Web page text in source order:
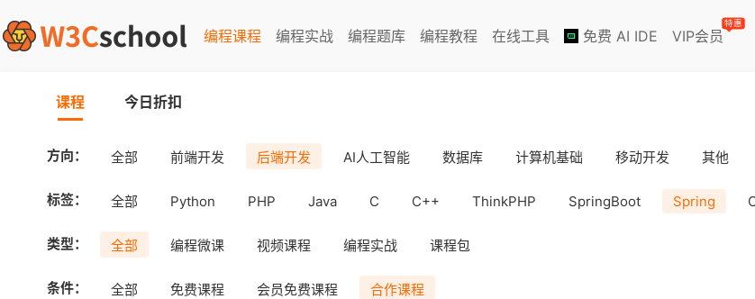
编程课程 编程实战 编程题库 编程教程 在线工具 免费 AI IDE VIP会员
特惠
课程 今日折扣
方向： 全部 前端开发 后端开发 AI人工智能 数据库 计算机基础 移动开发 其他
标签： 全部 Python PHP Java C C++ ThinkPHP SpringBoot Spring
类型： 全部 编程微课 视频课程 编程实战 课程包
条件： 全部 免费课程 会员免费课程 合作课程